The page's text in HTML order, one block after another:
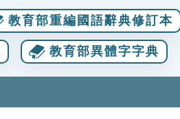
教育部重編國語辭典修訂本
教育部異體字字典